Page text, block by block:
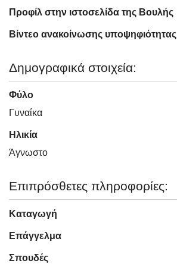
Προφίλ στην ιστοσελίδα της Βουλής
Βίντεο ανακοίνωσης υποψηφιότητας
Δημογραφικά στοιχεία:
Φύλο
Γυναίκα
Ηλικία
Άγνωστo
Επιπρόσθετες πληροφορίες:
Καταγωγή
Επάγγελμα
Σπουδές